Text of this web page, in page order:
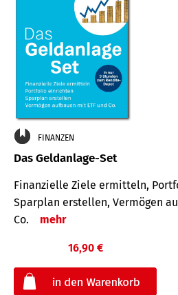
FINANZEN
Das Geldanlage-Set
Finanzielle Ziele ermitteln,
Sparplan erstellen, Vermögen
Co.
mehr
16,90 €